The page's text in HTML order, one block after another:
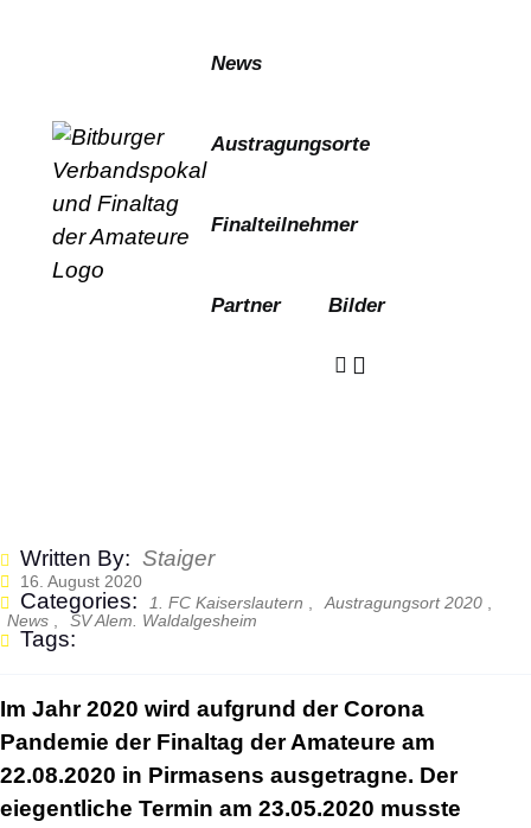
News
Austragungsorte
Finalteilnehmer
Partner Bilder
Written By: Staiger
16. August 2020
Categories: 1. FC Kaiserslautern Austragungsort 2020
News
SV Alem. Waldalgesheim
Tags:
Im Jahr 2020 wird aufgrund der Corona
Pandemie der Finaltag der Amateure am
22.08.2020 in Pirmasens ausgetragne. Der
eiegentliche Termin am 23.05.2020 musste